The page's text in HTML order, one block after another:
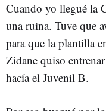
Cuando yo llegué la
una ruina. Tuve que
para que la plantilla
Zidane quiso
hacía el Juvenil B.